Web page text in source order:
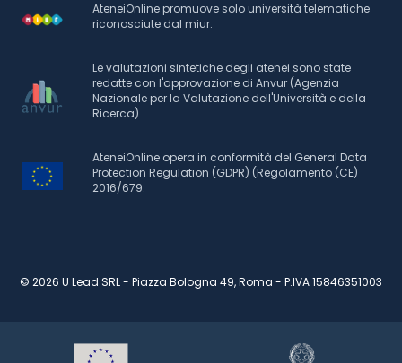
AteneiOnline promuove solo università telematiche
riconosciute dal miur.
Le valutazioni sintetiche degli atenei sono state
redatte con l'approvazione di Anvur (Agenzia
Nazionale per la Valutazione dell'Università e della
Ricerca).
AteneiOnline opera in conformità del General Data
Protection Regulation (GDPR) (Regolamento (CE)
2016/679.
© 2026 U Lead SRL - Piazza Bologna 49, Roma - P.IVA 15846351003